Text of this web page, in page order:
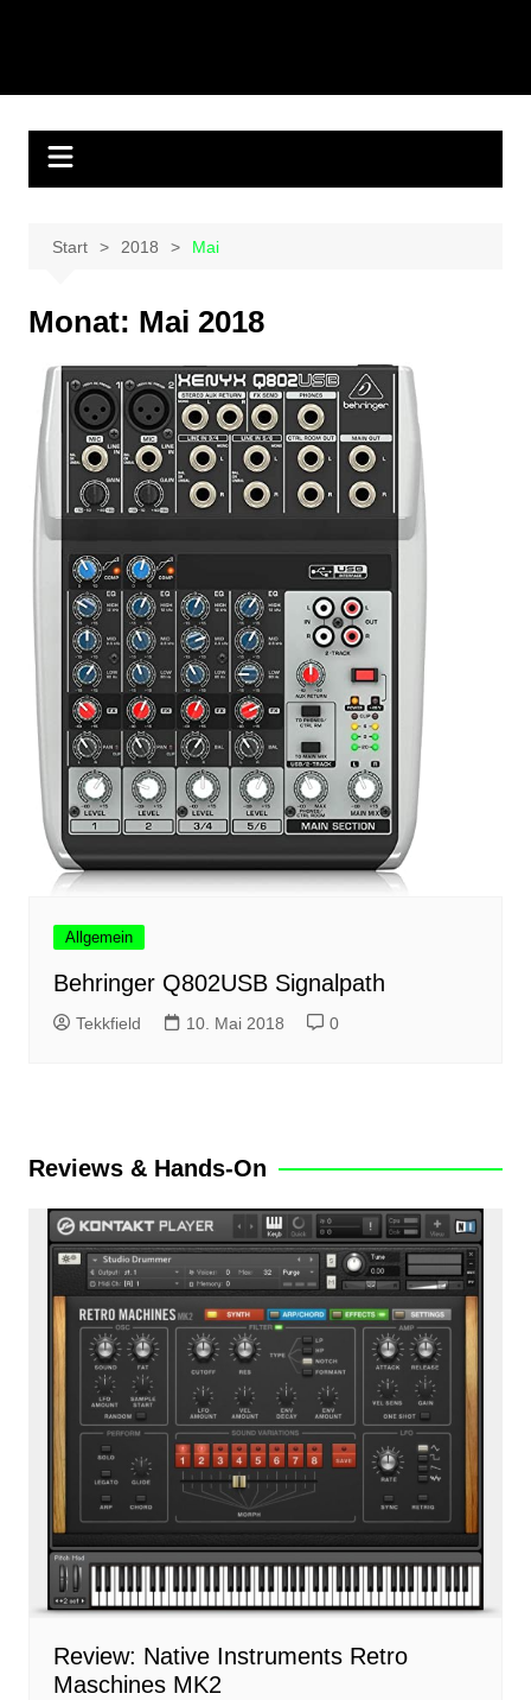
Start 2018 Mai
Monat: Mai 2018
Allgemein
Behringer Q802USB Signalpath
Tekkfield 10. Mai 2018 0
Reviews & Hands-On
Review: Native Instruments Retro
Maschines MK2